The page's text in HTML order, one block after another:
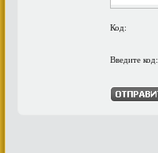
Код:
Введите код: